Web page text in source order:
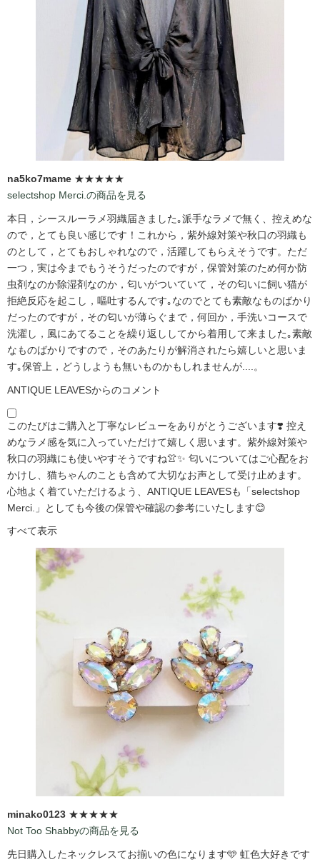
na5ko7mame ★★★★★
selectshop Merci.の商品を見る
本日，シースルーラメ羽織届きました｡派手なラメで無く、控えめな
ので，とても良い感じです！これから，紫外線対策や秋口の羽織も
のとして，とてもおしゃれなので，活躍してもらえそうです。ただ
一つ，実は今までもうそうだったのですが，保管対策のため何か防
虫剤なのか除湿剤なのか，匂いがついていて，その匂いに飼い猫が
拒絶反応を起こし，嘔吐するんです｡なのでとても素敵なものばかり
だったのですが，その匂いが薄らぐまで，何回か，手洗いコースで
洗濯し，風にあてることを繰り返ししてから着用して来ました｡素敵
なものばかりですので，そのあたりが解消されたら嬉しいと思いま
す｡保管上，どうしようも無いものかもしれませんが....。
ANTIQUE LEAVESからのコメント
このたびはご購入と丁寧なレビューをありがとうございます❣️ 控え
めなラメ感を気に入っていただけて嬉しく思います。紫外線対策や
秋口の羽織にも使いやすそうですね👚✨ 匂いについてはご心配をお
かけし、猫ちゃんのことも含めて大切なお声として受け止めます。
心地よく着ていただけるよう、ANTIQUE LEAVESも「selectshop
Merci.」としても今後の保管や確認の参考にいたします😊
すべて表示
minako0123 ★★★★★
Not Too Shabbyの商品を見る
先日購入したネックレスてお揃いの色になります🩵 虹色大好きです